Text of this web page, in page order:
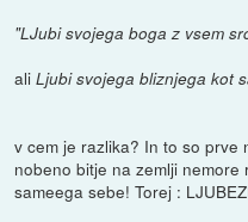
"LJubi svojega boga z vsem
aliLjubi svojega bliznjega kot
v cem je razlika? In to so prve
nobeno bitje na zemlji
sameega sebe! Torej :